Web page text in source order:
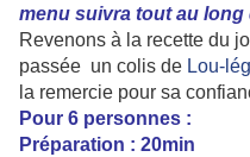
menu suivra tout au long
Revenons à la recette du
passée un colis de Lou-
la remercie pour sa
Pour 6 personnes :
Préparation : 20min